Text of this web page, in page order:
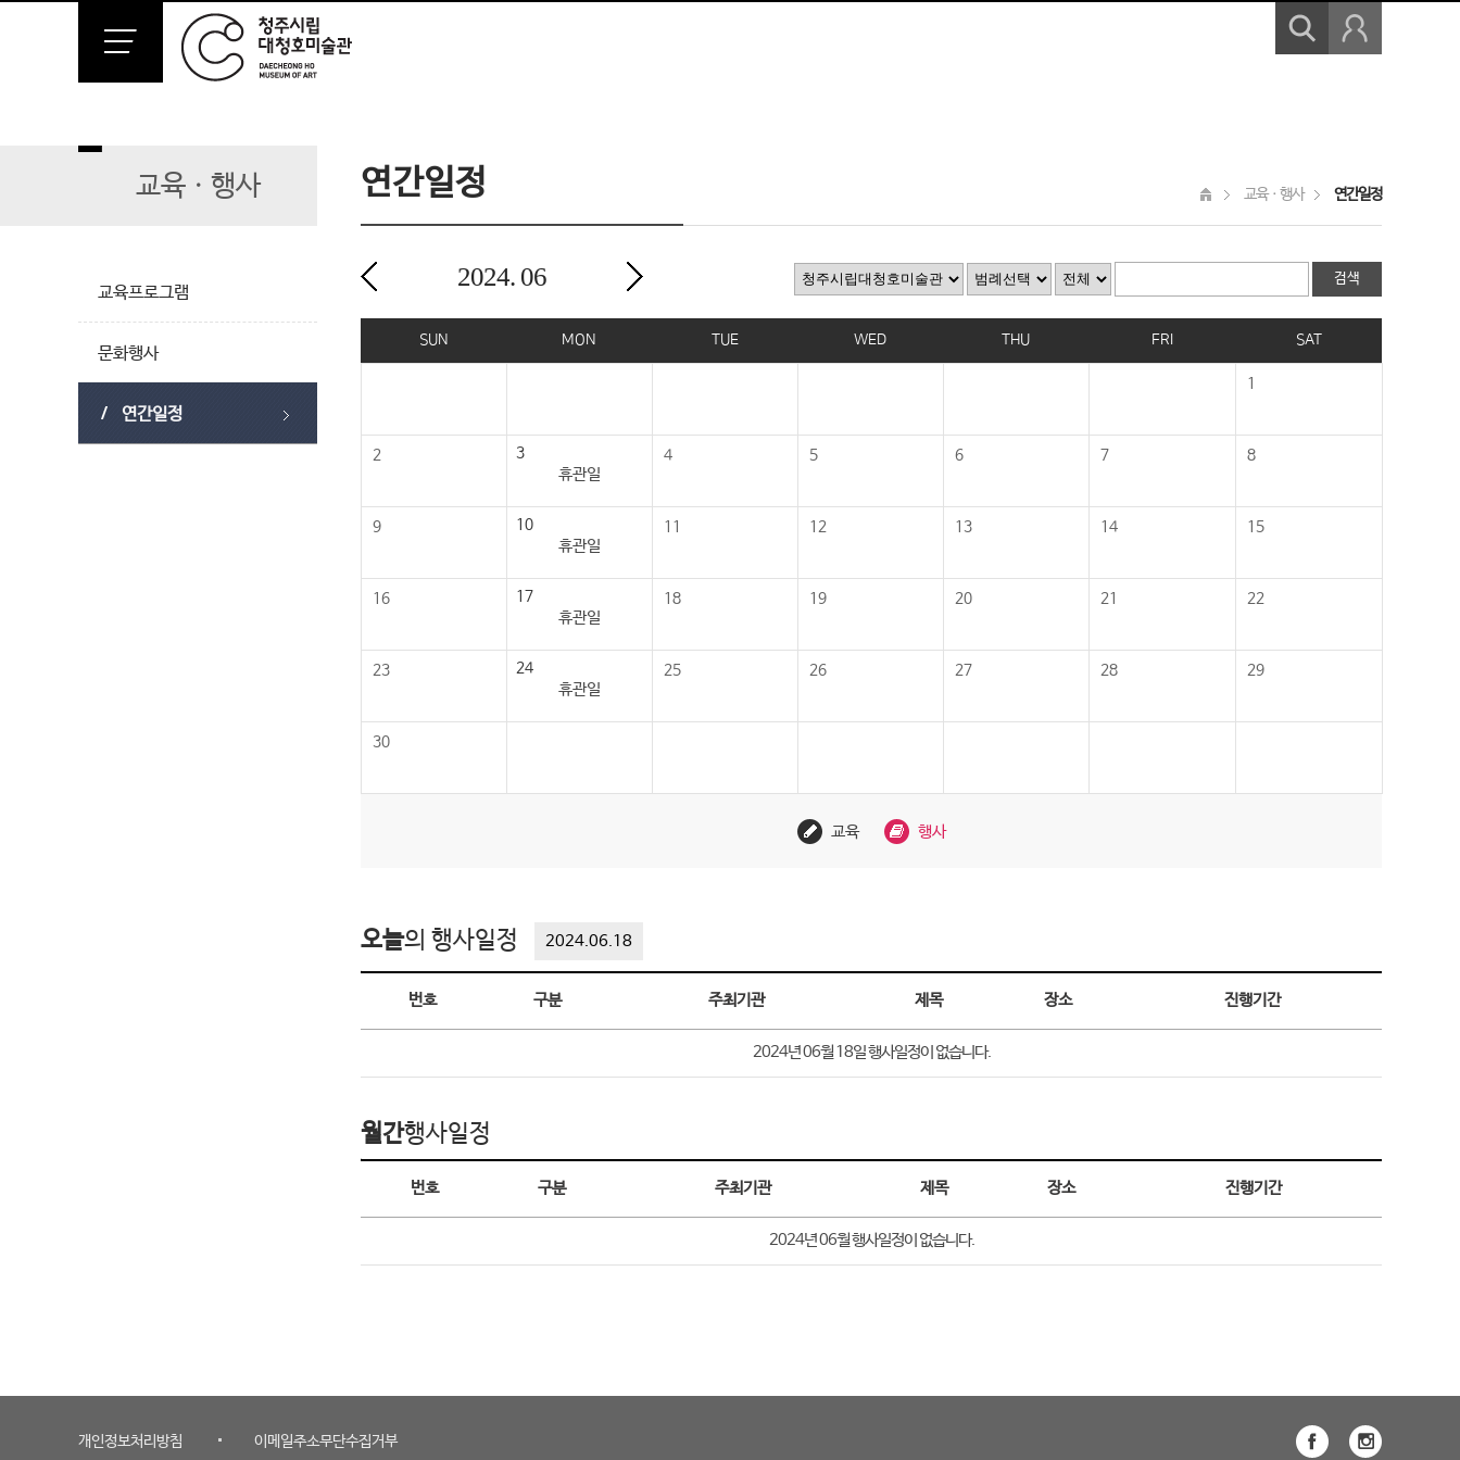
교육ㆍ행사
교육프로그램
문화행사
연간일정
연간일정 교육ㆍ행사 연간일정
2024. 06
SUN MON TUE WED THU FRI SAT
1
2 3
휴관일
4 5 6 7 8
9 10
휴관일
11 12 13 14 15
16 17
휴관일
18 19 20 21 22
23 24
휴관일
25 26 27 28 29
30
교육 행사
오늘의 행사일정 2024.06.18
번호 구분 주최기관 제목 장소 진행기간
2024년 06월 18일 행사일정이 없습니다.
월간행사일정
번호 구분 주최기관 제목 장소 진행기간
2024년 06월행사일정이 없습니다.
개인정보처리방침 이메일주소무단수집거부